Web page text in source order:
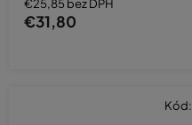
€25,85 bez DPH
€31,80
Kód: